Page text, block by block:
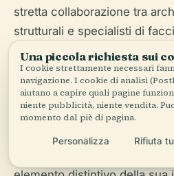
stretta collaborazione tra
strutturali e specialisti di
l'impatto visivo che l'integrità
Facciata e
La facciata della Chongqing
Una piccola richiesta sui
I cookie strettamente necessari
navigazione. I cookie di analisi
aiutano a capire quali pagine
niente pubblicità, niente vendita.
momento dal piè di pagina.
Personalizza Rifiuta